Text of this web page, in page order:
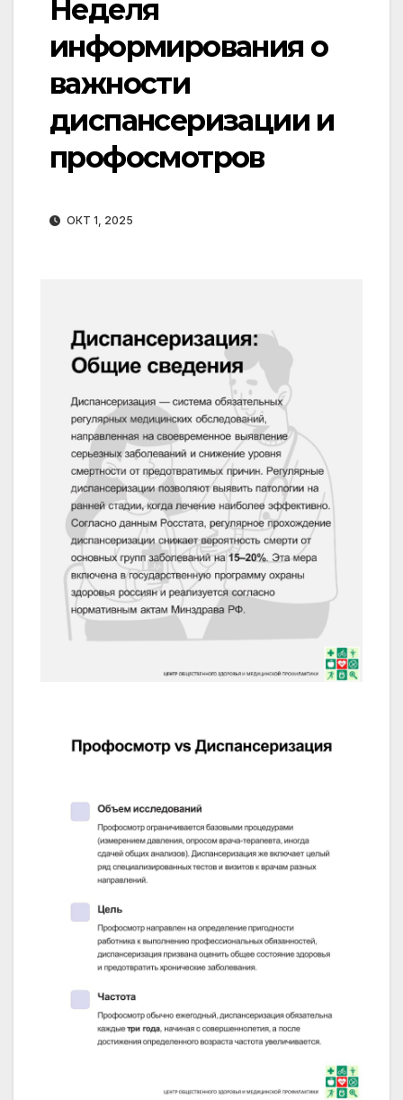
Неделя
информирования о
важности
диспансеризации и
профосмотров
ОКТ 1, 2025